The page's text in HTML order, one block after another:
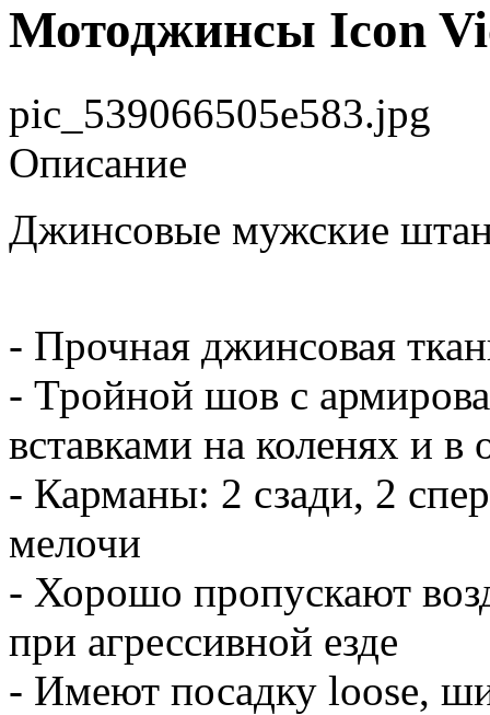
Мотоджинсы Icon
pic_539066505e583.jpg
Описание
Джинсовые мужские
- Прочная джинсовая
- Тройной шов с
вставками на коленях и
- Карманы: 2 сзади, 2
мелочи
- Хорошо пропускают
при агрессивной езде
- Имеют посадку loose,